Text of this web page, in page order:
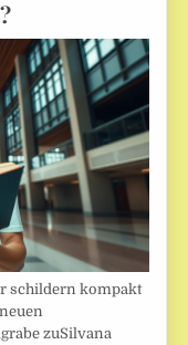
schildern kompakt
zuSilvana